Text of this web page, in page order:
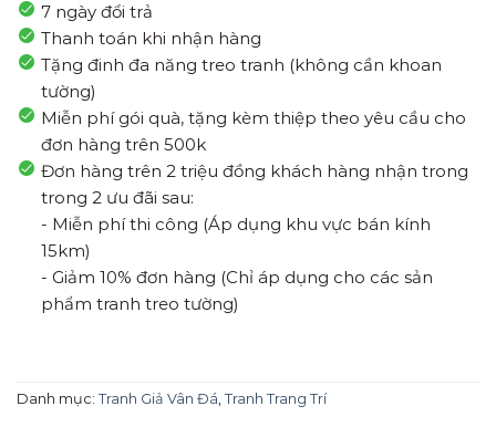
7 ngày đổi trả
Thanh toán khi nhận hàng
Tặng đinh đa năng treo tranh (không cần khoan
tường)
Miễn phí gói quà, tặng kèm thiệp theo yêu cầu cho
đơn hàng trên 500k
Đơn hàng trên 2 triệu đồng khách hàng nhận trong
trong 2 ưu đãi sau:
- Miễn phí thi công (Áp dụng khu vực bán kính
15km)
- Giảm 10% đơn hàng (Chỉ áp dụng cho các sản
phẩm tranh treo tường)
Danh mục: Tranh Giả Vân Đá, Tranh Trang Trí